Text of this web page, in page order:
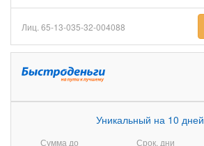
Лиц. 65-13-035-32-004088
Сумма до
Уникальный на 10 дней
Срок, дни